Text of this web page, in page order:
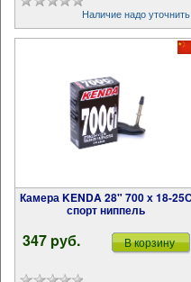
Наличие надо уточнить
Камера KENDA 28" 700 х 18-25С
спорт ниппель
347 pуб. В корзину